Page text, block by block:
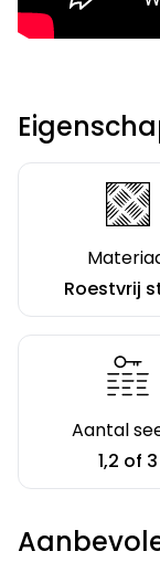
Roestvrij
Aantal
1,2 of 3